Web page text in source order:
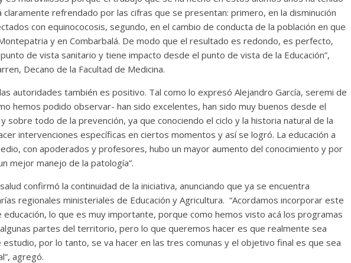
refrendado por las cifras que se presentan: primero, en la disminución
con equinococosis, segundo, en el cambio de conducta de la población en que
y en Combarbalá. De modo que el resultado es redondo, es perfecto,
de vista sanitario y tiene impacto desde el punto de vista de la Educación”,
Decano de la Facultad de Medicina.
autoridades también es positivo. Tal como lo expresó Alejandro García, seremi de
hemos podido observar- han sido excelentes, han sido muy buenos desde el
sobre todo de la prevención, ya que conociendo el ciclo y la historia natural de la
intervenciones específicas en ciertos momentos y así se logró. La educación a
con apoderados y profesores, hubo un mayor aumento del conocimiento y por
mejor manejo de la patología”.
confirmó la continuidad de la iniciativa, anunciando que ya se encuentra
regionales ministeriales de Educación y Agricultura. “Acordamos incorporar este
lo que es muy importante, porque como hemos visto acá los programas
partes del territorio, pero lo que queremos hacer es que realmente sea
por lo tanto, se va hacer en las tres comunas y el objetivo final es que sea
agregó.